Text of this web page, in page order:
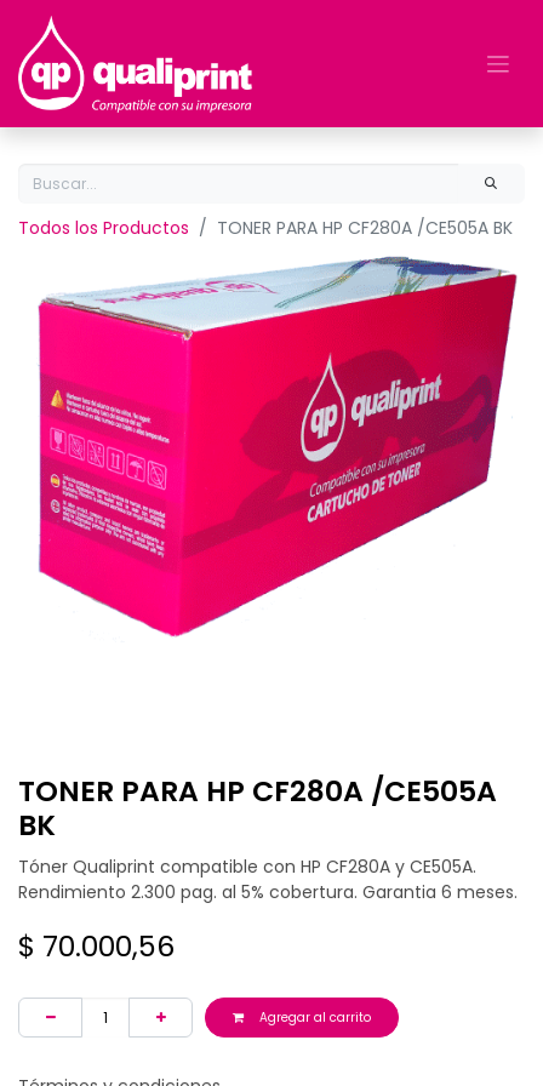
Todos los Productos TONER PARA HP CF280A /CE505A BK
TONER PARA HP CF280A /CE505A
BK
Tóner Qualiprint compatible con HP CF280A y CE505A.
Rendimiento 2.300 pag. al 5% cobertura. Garantia 6 meses.
$ 70.000,56
Agregar al carrito